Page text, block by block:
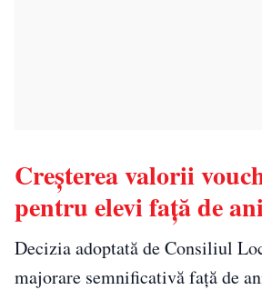
Creșterea valorii
pentru elevi față de
Decizia adoptată de Consiliul
majorare semnificativă față de